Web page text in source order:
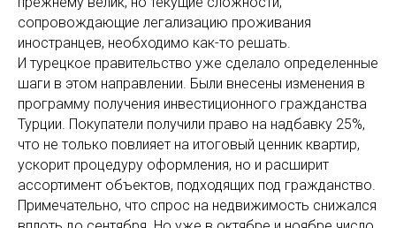
сопровождающие легализацию проживания
иностранцев, необходимо как-то решать.
И турецкое правительство уже сделало определенные
шаги в этом направлении. Были внесены изменения в
программу получения инвестиционного гражданства
Турции. Покупатели получили право на надбавку 25%,
что не только повлияет на итоговый ценник квартир,
ускорит процедуру оформления, но и расширит
ассортимент объектов, подходящих под гражданство.
Примечательно, что спрос на недвижимость снижался